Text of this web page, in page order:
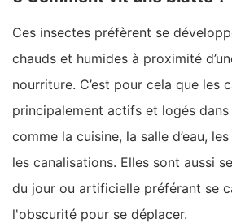
Ces insectes préfèrent se
chauds et humides à proximité
nourriture. C’est pour cela que les
principalement actifs et logés dans
comme la cuisine, la salle d’eau,
les canalisations. Elles sont aussi
du jour ou artificielle préférant se
l'obscurité pour se déplacer.